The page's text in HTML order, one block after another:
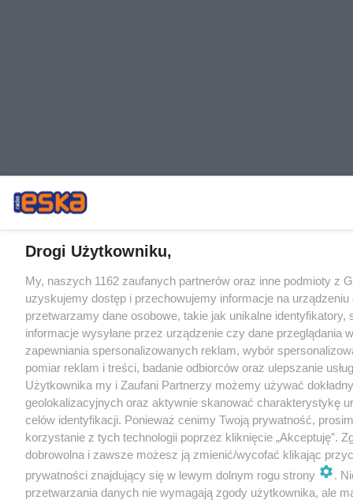
Drogi Użytkowniku,
My, naszych 1162 zaufanych partnerów oraz inne podmioty z
uzyskujemy dostęp i przechowujemy informacje na urządzeniu
przetwarzamy dane osobowe, takie jak unikalne identyfikatory,
informacje wysyłane przez urządzenie czy dane przeglądania
zapewniania spersonalizowanych reklam, wybór
pomiar reklam i treści, badanie odbiorców oraz ulepszanie
Użytkownika my i Zaufani Partnerzy możemy używać
geolokalizacyjnych oraz aktywnie skanować charakterystykę
celów identyfikacji. Ponieważ cenimy Twoją prywatność,
korzystanie z tych technologii poprzez kliknięcie „Akceptuję”.
dobrowolna i zawsze możesz ją zmienić/wycofać klikając
prywatności znajdujący się w lewym dolnym rogu strony
.
przetwarzania danych nie wymagają zgody użytkownika, ale